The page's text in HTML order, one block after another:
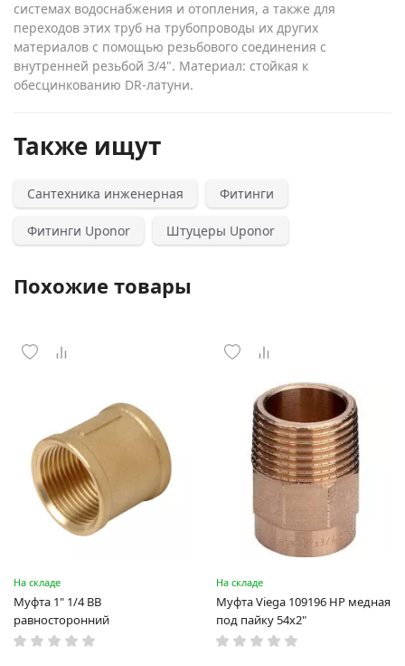
системах водоснабжения и отопления, а также для
переходов этих труб на трубопроводы их других
материалов с помощью резьбового соединения с
внутренней резьбой 3/4". Материал: стойкая к
обесцинкованию DR-латуни.
Также ищут
Сантехника инженерная Фитинги
Фитинги Uponor Штуцеры Uponor
Похожие товары
На складе
Муфта 1" 1/4 ВВ
равносторонний
На складе
Муфта Viega 109196 НР медная
под пайку 54х2"